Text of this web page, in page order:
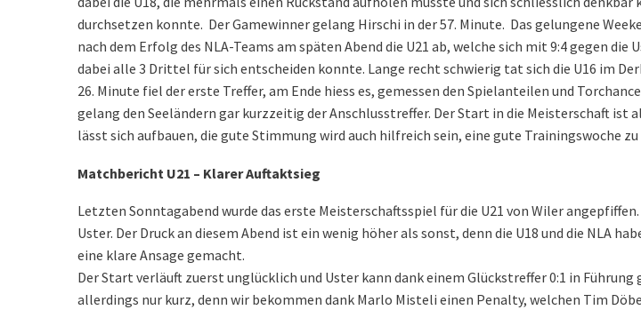
durchsetzen konnte. Der Gamewinner gelang Hirschi in der 57. Minute. Das gelungene
nach dem Erfolg des NLA-Teams am späten Abend die U21 ab, welche sich mit 9:4 gegen
dabei alle 3 Drittel für sich entscheiden konnte. Lange recht schwierig tat sich die U16 im
26. Minute fiel der erste Treffer, am Ende hiess es, gemessen den Spielanteilen und
gelang den Seeländern gar kurzzeitig der Anschlusstreffer. Der Start in die Meisterschaft ist
lässt sich aufbauen, die gute Stimmung wird auch hilfreich sein, eine gute Trainingswoche
Matchbericht U21 – Klarer Auftaktsieg
Letzten Sonntagabend wurde das erste Meisterschaftsspiel für die U21 von Wiler angepfiffen.
Uster. Der Druck an diesem Abend ist ein wenig höher als sonst, denn die U18 und die NLA
eine klare Ansage gemacht.
Der Start verläuft zuerst unglücklich und Uster kann dank einem Glückstreffer 0:1 in Führung
allerdings nur kurz, denn wir bekommen dank Marlo Misteli einen Penalty, welchen Tim